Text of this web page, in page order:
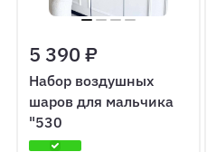
5 390 ₽
Набор воздушных
шаров для мальчика
"530